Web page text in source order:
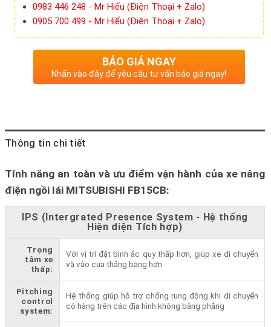
0983 446 248 - Mr Hiếu (Điện Thoại + Zalo)
0905 700 499 - Mr Hiếu (Điện Thoại + Zalo)
BÁO GIÁ NGAY
Nhấn vào đây để yêu cầu tư vấn báo giá ngay!
Thông tin chi tiết
Tính năng an toàn và ưu điểm vận hành của xe nâng
điện ngồi lái MITSUBISHI FB15CB:
IPS (Intergrated Presence System - Hệ thống
Hiện diện Tích hợp)
Trọng
tâm xe
thấp:
Với vị trí đặt bình ắc quy thấp hơn, giúp xe di chuyển
và vào cua thăng bằng hơn
Pitching
control
system:
Hệ thống giúp hỗ trợ chống rung động khi di chuyển
có hàng trên các địa hình không bằng phẳng